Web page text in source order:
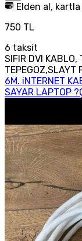
Elden al, kartla
750 TL
6 taksit
SIFIR DVI KABLO,
TEPEGOZ,SLAYT
6M. iNTERNET
SAYAR LAPTOP